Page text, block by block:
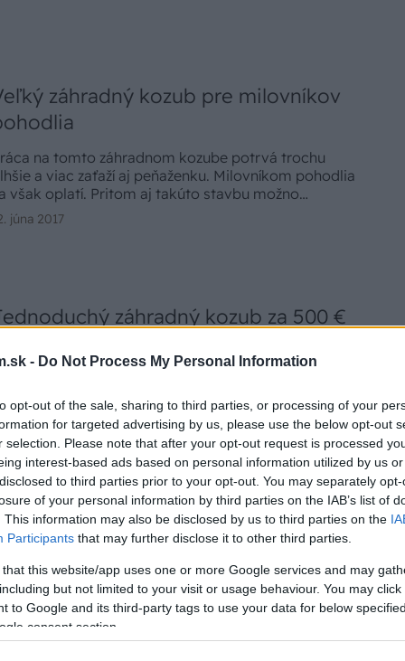
- Do Not Process My Personal Information
opt-out of the sale, sharing to third parties, or processing of your
for targeted advertising by us, please use the below opt-out
selection. Please note that after your opt-out request is processed
interest-based ads based on personal information utilized by us
to third parties prior to your opt-out. You may separately
of your personal information by third parties on the IAB’s list of
This information may also be disclosed by us to third parties on the
Participants that may further disclose it to other third parties.
that this website/app uses one or more Google services and may
but not limited to your visit or usage behaviour. You may
to Google and its third-party tags to use your data for below
consent section.
záhradný kozub pre milovníkov
na tomto záhradnom kozube potrvá trochu
a viac zaťaží aj peňaženku. Milovníkom pohodlia
však oplatí. Pritom aj takúto stavbu možno
svojpomocou vo dvojici. Celková cena
aj s vybavením je približne 2 000 €.
júna 2017
záhradný kozub za 500 €
ugrilovanej klobáske. Kompaktný záhradný kozub z
dielov poskladátevo dvojici za
Cena spolu s terasou z vymývaných kameňov
približne 500 €.
mája 2017
na stavbu základov pasívneho
Nuž, veď sa vykopú, dovezie sa betón v
výkopy sa zalejú betónom a je to! Taký je